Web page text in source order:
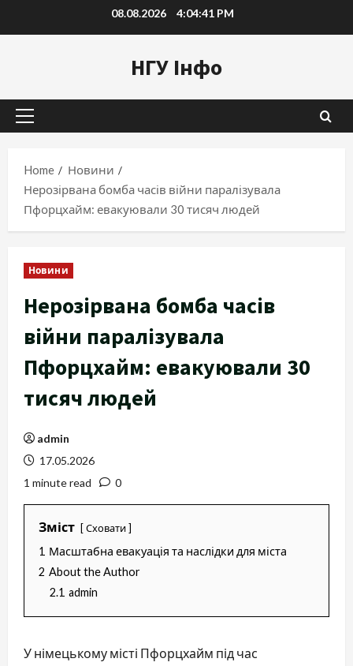
to
08.08.2026 4:04:42 PM
НГУ Інфо
Primary
Home
Новини
Нерозірвана бомба часів війни паралізувала
Пфорцхайм: евакуювали 30 тисяч людей
Новини
Нерозірвана бомба часів
війни паралізувала
Пфорцхайм: евакуювали 30
тисяч людей
admin
17.05.2026
1 minute read
0
Зміст Сховати
1 Масштабна евакуація та наслідки для міста
2 About the Author
2.1 admin
У німецькому місті Пфорцхайм під час